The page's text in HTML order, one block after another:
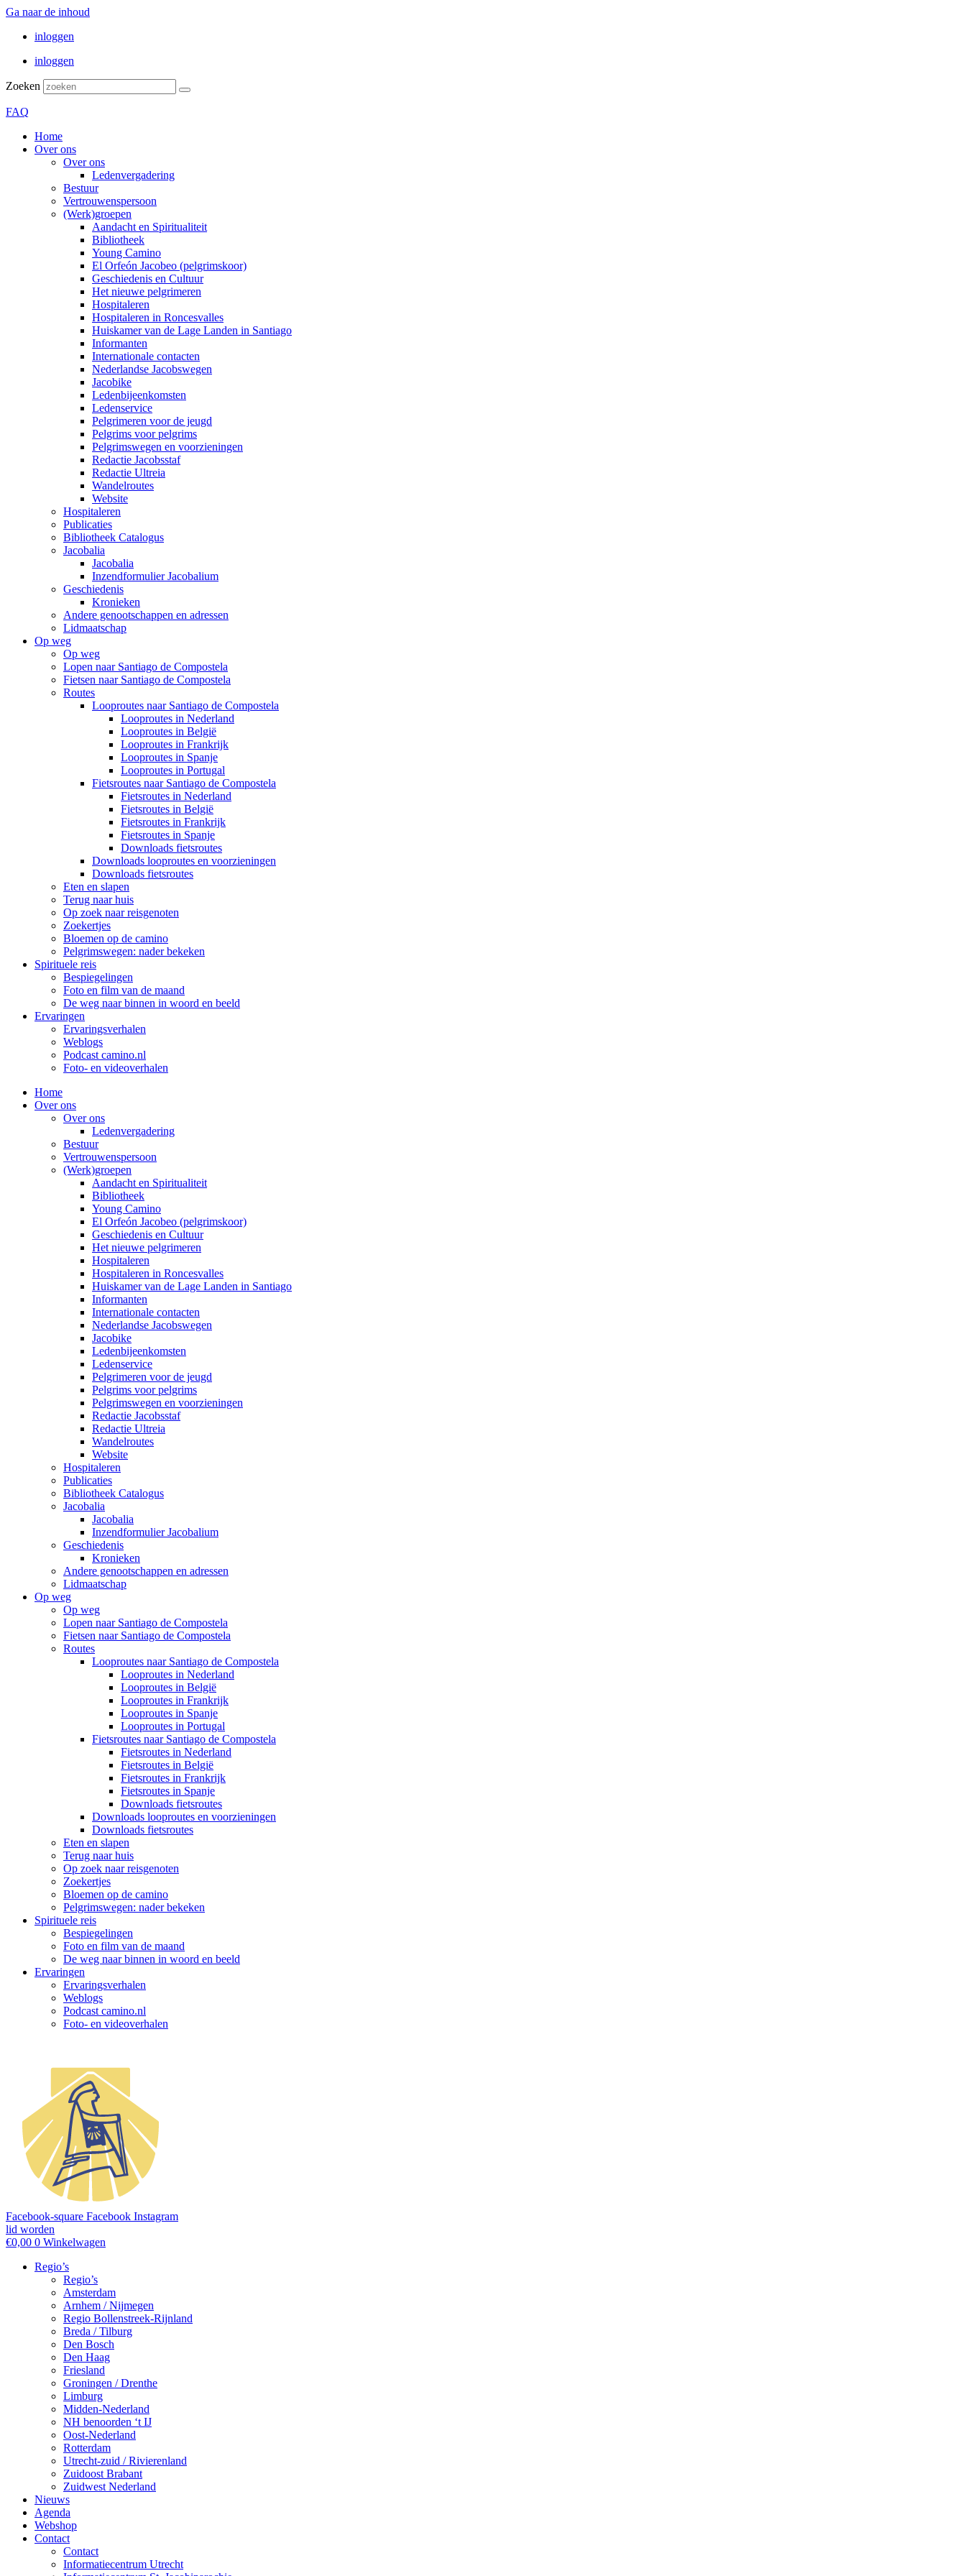
Ga naar de inhoud
inloggen
inloggen
Zoeken
FAQ
Home
Over ons
Over ons
Ledenvergadering
Bestuur
Vertrouwenspersoon
(Werk)groepen
Aandacht en Spiritualiteit
Bibliotheek
Young Camino
El Orfeón Jacobeo (pelgrimskoor)
Geschiedenis en Cultuur
Het nieuwe pelgrimeren
Hospitaleren
Hospitaleren in Roncesvalles
Huiskamer van de Lage Landen in Santiago
Informanten
Internationale contacten
Nederlandse Jacobswegen
Jacobike
Ledenbijeenkomsten
Ledenservice
Pelgrimeren voor de jeugd
Pelgrims voor pelgrims
Pelgrimswegen en voorzieningen
Redactie Jacobsstaf
Redactie Ultreia
Wandelroutes
Website
Hospitaleren
Publicaties
Bibliotheek Catalogus
Jacobalia
Jacobalia
Inzendformulier Jacobalium
Geschiedenis
Kronieken
Andere genootschappen en adressen
Lidmaatschap
Op weg
Op weg
Lopen naar Santiago de Compostela
Fietsen naar Santiago de Compostela
Routes
Looproutes naar Santiago de Compostela
Looproutes in Nederland
Looproutes in België
Looproutes in Frankrijk
Looproutes in Spanje
Looproutes in Portugal
Fietsroutes naar Santiago de Compostela
Fietsroutes in Nederland
Fietsroutes in België
Fietsroutes in Frankrijk
Fietsroutes in Spanje
Downloads fietsroutes
Downloads looproutes en voorzieningen
Downloads fietsroutes
Eten en slapen
Terug naar huis
Op zoek naar reisgenoten
Zoekertjes
Bloemen op de camino
Pelgrimswegen: nader bekeken
Spirituele reis
Bespiegelingen
Foto en film van de maand
De weg naar binnen in woord en beeld
Ervaringen
Ervaringsverhalen
Weblogs
Podcast camino.nl
Foto- en videoverhalen
Home
Over ons
Over ons
Ledenvergadering
Bestuur
Vertrouwenspersoon
(Werk)groepen
Aandacht en Spiritualiteit
Bibliotheek
Young Camino
El Orfeón Jacobeo (pelgrimskoor)
Geschiedenis en Cultuur
Het nieuwe pelgrimeren
Hospitaleren
Hospitaleren in Roncesvalles
Huiskamer van de Lage Landen in Santiago
Informanten
Internationale contacten
Nederlandse Jacobswegen
Jacobike
Ledenbijeenkomsten
Ledenservice
Pelgrimeren voor de jeugd
Pelgrims voor pelgrims
Pelgrimswegen en voorzieningen
Redactie Jacobsstaf
Redactie Ultreia
Wandelroutes
Website
Hospitaleren
Publicaties
Bibliotheek Catalogus
Jacobalia
Jacobalia
Inzendformulier Jacobalium
Geschiedenis
Kronieken
Andere genootschappen en adressen
Lidmaatschap
Op weg
Op weg
Lopen naar Santiago de Compostela
Fietsen naar Santiago de Compostela
Routes
Looproutes naar Santiago de Compostela
Looproutes in Nederland
Looproutes in België
Looproutes in Frankrijk
Looproutes in Spanje
Looproutes in Portugal
Fietsroutes naar Santiago de Compostela
Fietsroutes in Nederland
Fietsroutes in België
Fietsroutes in Frankrijk
Fietsroutes in Spanje
Downloads fietsroutes
Downloads looproutes en voorzieningen
Downloads fietsroutes
Eten en slapen
Terug naar huis
Op zoek naar reisgenoten
Zoekertjes
Bloemen op de camino
Pelgrimswegen: nader bekeken
Spirituele reis
Bespiegelingen
Foto en film van de maand
De weg naar binnen in woord en beeld
Ervaringen
Ervaringsverhalen
Weblogs
Podcast camino.nl
Foto- en videoverhalen
Facebook-square Facebook Instagram
lid worden
€0,00 0 Winkelwagen
Regio’s
Regio’s
Amsterdam
Arnhem / Nijmegen
Regio Bollenstreek-Rijnland
Breda / Tilburg
Den Bosch
Den Haag
Friesland
Groningen / Drenthe
Limburg
Midden-Nederland
NH benoorden ‘t IJ
Oost-Nederland
Rotterdam
Utrecht-zuid / Rivierenland
Zuidoost Brabant
Zuidwest Nederland
Nieuws
Agenda
Webshop
Contact
Contact
Informatiecentrum Utrecht